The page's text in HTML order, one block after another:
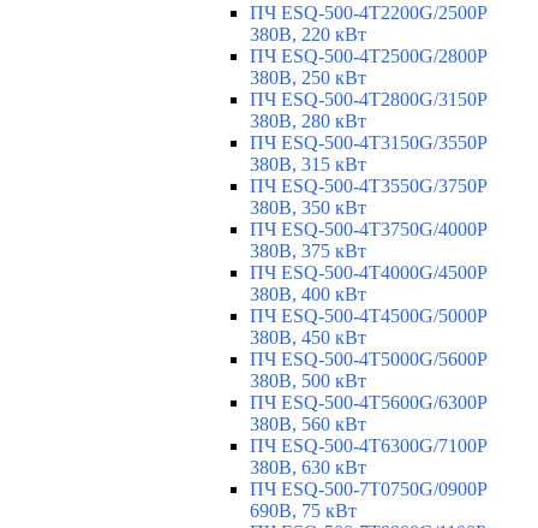
ПЧ ESQ-500-4T2200G/2500P
380В, 220 кВт
ПЧ ESQ-500-4T2500G/2800P
380В, 250 кВт
ПЧ ESQ-500-4T2800G/3150P
380В, 280 кВт
ПЧ ESQ-500-4T3150G/3550P
380В, 315 кВт
ПЧ ESQ-500-4T3550G/3750P
380В, 350 кВт
ПЧ ESQ-500-4T3750G/4000P
380В, 375 кВт
ПЧ ESQ-500-4T4000G/4500P
380В, 400 кВт
ПЧ ESQ-500-4T4500G/5000P
380В, 450 кВт
ПЧ ESQ-500-4T5000G/5600P
380В, 500 кВт
ПЧ ESQ-500-4T5600G/6300P
380В, 560 кВт
ПЧ ESQ-500-4T6300G/7100P
380В, 630 кВт
ПЧ ESQ-500-7T0750G/0900P
690В, 75 кВт